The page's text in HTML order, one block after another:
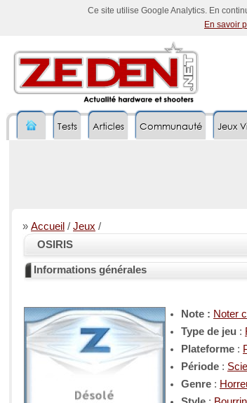
Ce site utilise Google Analytics. En
En savoir
Tests Articles Communauté Jeux
» Accueil / Jeux /
OSIRIS
Informations générales
Note : Noter
Type de jeu :
Plateforme :
Période :
Genre :